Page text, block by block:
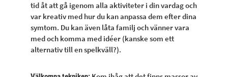
tid åt att gå igenom alla aktiviteter i din vardag och
var kreativ med hur du kan anpassa dem efter dina
symtom. Du kan även låta familj och vänner vara
med och komma med idéer (kanske som ett
alternativ till en spelkväll?).